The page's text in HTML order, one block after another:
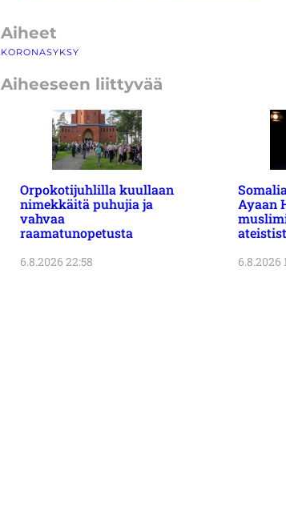
Aiheet
KORONASYKSY
Aiheeseen liittyvää
Orpokotijuhlilla kuullaan
nimekkäitä puhujia ja
vahvaa
raamatunopetusta
6.8.2026 22:58
Ayaan
6.8.2026